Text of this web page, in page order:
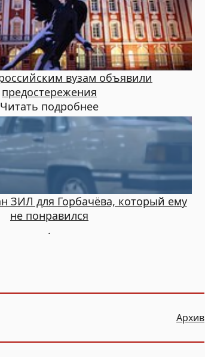
вузам объявили
предостережения
Читать подробнее
ЗИЛ для Горбачёва, который ему
не понравился
.
Архив